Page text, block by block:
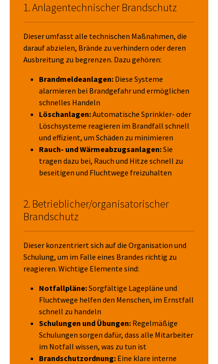
1. Anlagentechnischer Brandschutz
Dieser umfasst alle technischen Maßnahmen, die
darauf abzielen, Brände zu verhindern oder deren
Ausbreitung zu begrenzen. Dazu gehören:
Brandmeldeanlagen: Diese Systeme
alarmieren bei Brandgefahr und ermöglichen
schnelles Handeln
Löschanlagen:Automatische Sprinkler- oder
Löschsysteme reagieren im Brandfall schnell
und effizient, um Schäden zu minimieren
Rauch- und Wärmeabzugsanlagen:Sie
tragen dazu bei, Rauch und Hitze schnell zu
beseitigen und Fluchtwege freizuhalten
2. Betrieblicher/organisatorischer
Brandschutz
Dieser konzentriert sich auf die Organisation und
Schulung, um im Falle eines Brandes richtig zu
reagieren. Wichtige Elemente sind:
Notfallpläne:Sorgfältige Lagepläne und
Fluchtwege helfen den Menschen, im Ernstfall
schnell zu handeln
Schulungen und Übungen: Regelmäßige
Schulungen sorgen dafür, dass alle Mitarbeiter
im Notfall wissen, was zu tun ist
Brandschutzordnung: Eine klare interne